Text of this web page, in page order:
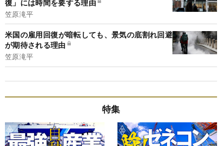
復」には時間を要する理由
笠原滝平
米国の雇用回復が暗転しても、景気の底割れ回避
が期待される理由
笠原滝平
特集